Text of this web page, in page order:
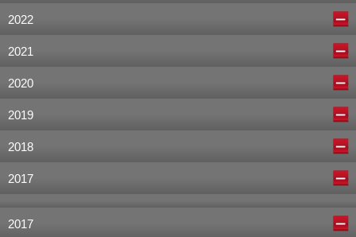
2022
2021
2020
2019
2018
2017
2017